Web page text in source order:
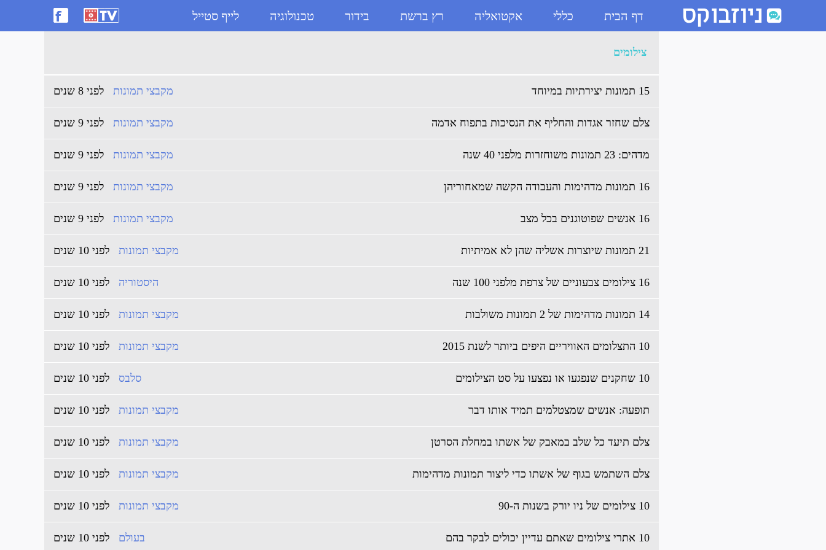
דף הבית כללי אקטואליה רץ ברשת בידור טכנולוגיה לייף סטייל ארכיון צילומים - ניוזבוקס
צילומים
15 תמונות יצירתיות במיוחד לפני 8 שנים מקבצי תמונות
צלם שחזר אגדות והחליף את הנסיכות בתפוח אדמה לפני 9 שנים מקבצי תמונות
מדהים: 23 תמונות משוחזרות מלפני 40 שנה לפני 9 שנים מקבצי תמונות
16 תמונות מדהימות והעבודה הקשה שמאחוריהן לפני 9 שנים מקבצי תמונות
16 אנשים שפוטוגנים בכל מצב לפני 9 שנים מקבצי תמונות
21 תמונות שיוצרות אשליה שהן לא אמיתיות לפני 10 שנים מקבצי תמונות
16 צילומים צבעוניים של צרפת מלפני 100 שנה לפני 10 שנים היסטוריה
14 תמונות מדהימות של 2 תמונות משולבות לפני 10 שנים מקבצי תמונות
10 התצלומים האוויריים היפים ביותר לשנת 2015 לפני 10 שנים מקבצי תמונות
10 שחקנים שנפגעו או נפצעו על סט הצילומים לפני 10 שנים סלבס
תופעה: אנשים שמצטלמים תמיד אותו דבר לפני 10 שנים מקבצי תמונות
צלם תיעד כל שלב במאבק של אשתו במחלת הסרטן לפני 10 שנים מקבצי תמונות
צלם השתמש בגוף של אשתו כדי ליצור תמונות מדהימות לפני 10 שנים מקבצי תמונות
10 צילומים של ניו יורק בשנות ה-90 לפני 10 שנים מקבצי תמונות
10 אתרי צילומים שאתם עדיין יכולים לבקר בהם לפני 10 שנים בעולם